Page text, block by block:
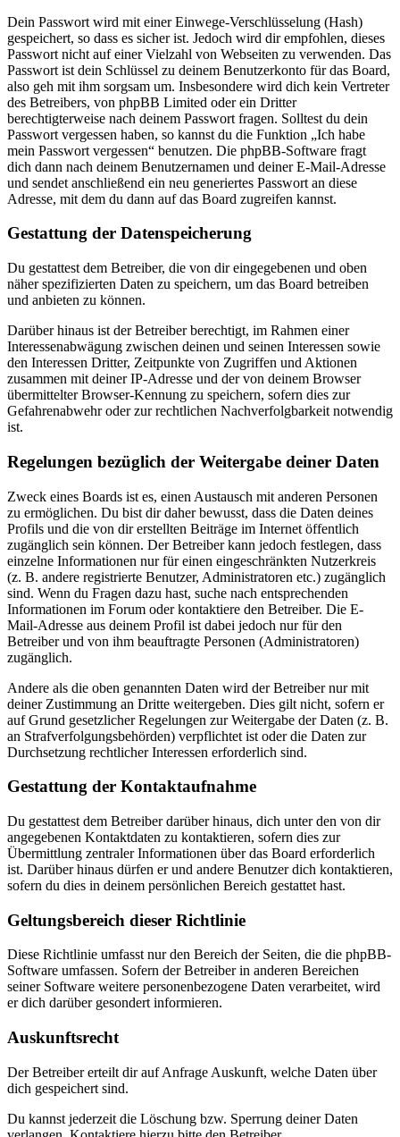
Dein Passwort wird mit einer Einwege-Verschlüsselung (Hash)
gespeichert, so dass es sicher ist. Jedoch wird dir empfohlen, dieses
Passwort nicht auf einer Vielzahl von Webseiten zu verwenden. Das
Passwort ist dein Schlüssel zu deinem Benutzerkonto für das Board,
also geh mit ihm sorgsam um. Insbesondere wird dich kein Vertreter
des Betreibers, von phpBB Limited oder ein Dritter
berechtigterweise nach deinem Passwort fragen. Solltest du dein
Passwort vergessen haben, so kannst du die Funktion „Ich habe
mein Passwort vergessen“ benutzen. Die phpBB-Software fragt
dich dann nach deinem Benutzernamen und deiner E-Mail-Adresse
und sendet anschließend ein neu generiertes Passwort an diese
Adresse, mit dem du dann auf das Board zugreifen kannst.
Gestattung der Datenspeicherung
Du gestattest dem Betreiber, die von dir eingegebenen und oben
näher spezifizierten Daten zu speichern, um das Board betreiben
und anbieten zu können.
Darüber hinaus ist der Betreiber berechtigt, im Rahmen einer
Interessenabwägung zwischen deinen und seinen Interessen sowie
den Interessen Dritter, Zeitpunkte von Zugriffen und Aktionen
zusammen mit deiner IP-Adresse und der von deinem Browser
übermittelter Browser-Kennung zu speichern, sofern dies zur
Gefahrenabwehr oder zur rechtlichen Nachverfolgbarkeit notwendig
ist.
Regelungen bezüglich der Weitergabe deiner Daten
Zweck eines Boards ist es, einen Austausch mit anderen Personen
zu ermöglichen. Du bist dir daher bewusst, dass die Daten deines
Profils und die von dir erstellten Beiträge im Internet öffentlich
zugänglich sein können. Der Betreiber kann jedoch festlegen, dass
einzelne Informationen nur für einen eingeschränkten Nutzerkreis
(z. B. andere registrierte Benutzer, Administratoren etc.) zugänglich
sind. Wenn du Fragen dazu hast, suche nach entsprechenden
Informationen im Forum oder kontaktiere den Betreiber. Die E-
Mail-Adresse aus deinem Profil ist dabei jedoch nur für den
Betreiber und von ihm beauftragte Personen (Administratoren)
zugänglich.
Andere als die oben genannten Daten wird der Betreiber nur mit
deiner Zustimmung an Dritte weitergeben. Dies gilt nicht, sofern er
auf Grund gesetzlicher Regelungen zur Weitergabe der Daten (z. B.
an Strafverfolgungsbehörden) verpflichtet ist oder die Daten zur
Durchsetzung rechtlicher Interessen erforderlich sind.
Gestattung der Kontaktaufnahme
Du gestattest dem Betreiber darüber hinaus, dich unter den von dir
angegebenen Kontaktdaten zu kontaktieren, sofern dies zur
Übermittlung zentraler Informationen über das Board erforderlich
ist. Darüber hinaus dürfen er und andere Benutzer dich kontaktieren,
sofern du dies in deinem persönlichen Bereich gestattet hast.
Geltungsbereich dieser Richtlinie
Diese Richtlinie umfasst nur den Bereich der Seiten, die die phpBB-
Software umfassen. Sofern der Betreiber in anderen Bereichen
seiner Software weitere personenbezogene Daten verarbeitet, wird
er dich darüber gesondert informieren.
Auskunftsrecht
Der Betreiber erteilt dir auf Anfrage Auskunft, welche Daten über
dich gespeichert sind.
Du kannst jederzeit die Löschung bzw. Sperrung deiner Daten